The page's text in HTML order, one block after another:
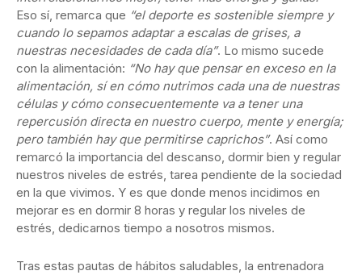
Eso sí, remarca que “el deporte es sostenible siempre y
cuando lo sepamos adaptar a escalas de grises, a
nuestras necesidades de cada día”. Lo mismo sucede
con la alimentación: “No hay que pensar en exceso en la
alimentación, sí en cómo nutrimos cada una de nuestras
células y cómo consecuentemente va a tener una
repercusión directa en nuestro cuerpo, mente y energía;
pero también hay que permitirse caprichos”. Así como
remarcó la importancia del descanso, dormir bien y regular
nuestros niveles de estrés, tarea pendiente de la sociedad
en la que vivimos. Y es que donde menos incidimos en
mejorar es en dormir 8 horas y regular los niveles de
estrés, dedicarnos tiempo a nosotros mismos.
Tras estas pautas de hábitos saludables, la entrenadora